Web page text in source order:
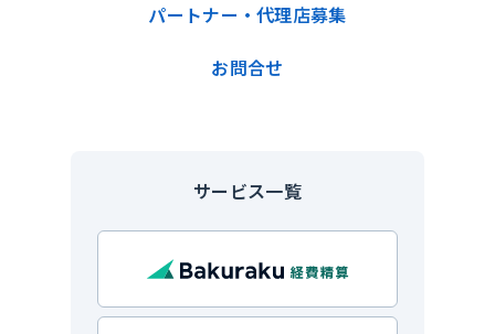
パートナー・代理店募集
お問合せ
サービス一覧